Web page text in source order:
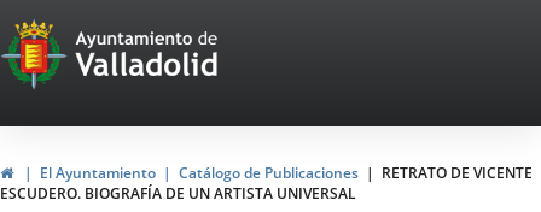
Portal
Web
del
Ayuntamiento
InicioEl Ayuntamiento Catálogo de Publicaciones
RETRATO DE VICENTE
ESCUDERO. BIOGRAFÍA DE UN ARTISTA UNIVERSAL